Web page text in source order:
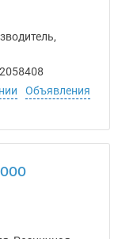
Объявления